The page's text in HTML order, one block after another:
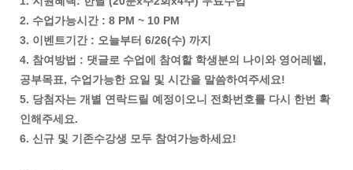
2. 수업가능시간 : 8 PM ~ 10 PM
3. 이벤트기간 : 오늘부터 6/26(수) 까지
4. 참여방법 : 댓글로 수업에 참여할 학생분의 나이와 영어레벨,
공부목표, 수업가능한 요일 및 시간을 말씀하여주세요!
5. 당첨자는 개별 연락드릴 예정이오니 전화번호를 다시 한번 확
인해주세요.
6. 신규 및 기존수강생 모두 참여가능하세요!